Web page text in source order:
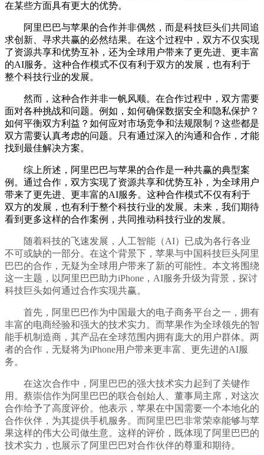
在某些方面具有更大的优势。
阿里巴巴与苹果的合作并非偶然，而是科技巨头们共同追
求创新、寻求共赢的必然结果。在这个过程中，双方不仅实现
了资源共享和优势互补，还为全球用户带来了更先进、更丰富
的AI服务。这种合作模式不仅有利于双方的发展，也有利于
整个科技行业的发展。
然而，这种合作并非一帆风顺。在合作过程中，双方需要
面对各种挑战和问题。例如，如何确保数据安全和隐私保护？
如何平衡双方利益？如何应对市场竞争和法规限制？这些都是
双方需要认真考虑的问题。只有通过深入的沟通和合作，才能
找到最佳解决方案。
综上所述，阿里巴巴与苹果的合作是一种共赢的典型案
例。通过合作，双方实现了资源共享和优势互补，为全球用户
带来了更先进、更丰富的AI服务。这种合作模式不仅有利于
双方的发展，也有利于整个科技行业的发展。未来，我们期待
看到更多这样的合作案例，共同推动科技行业的发展。
随着科技的飞速发展，人工智能（AI）已成为各行各业
不可或缺的一部分。在这个背景下，苹果与中国科技巨头阿里
巴巴的合作，无疑为全球用户带来了新的可能性。本文将围绕
这一主题，以阿里巴巴助力iPhone，AI服务升级为背景，探讨
科技巨头如何通过合作实现共赢。
首先，阿里巴巴作为中国最大的电子商务平台之一，拥有
丰富的电商经验和强大的技术实力。而苹果作为全球领先的智
能手机制造商，其产品在全球范围内拥有庞大的用户群体。两
者的合作，无疑将为iPhone用户带来更丰富、更先进的AI服
务。
在这次合作中，阿里巴巴的强大技术实力起到了关键作
用。蔡崇信作为阿里巴巴的联合创始人、董事局主席，对这次
合作给予了高度评价。他表示，苹果在中国需要一个本地化的
合作伙伴，为其提供手机服务。而阿里巴巴非常荣幸能够与苹
果这样的伟大公司做生意。这样的评价，既体现了阿里巴巴的
技术实力，也展示了阿里巴巴对合作伙伴的尊重和期待。